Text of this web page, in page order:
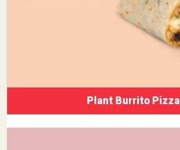
Plant Burrito Pizza